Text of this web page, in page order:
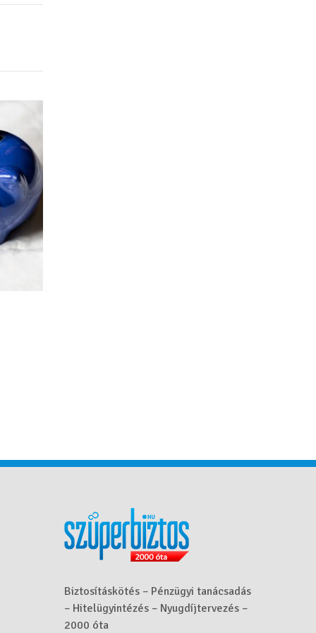
Biztosításkötés – Pénzügyi tanácsadás
– Hitelügyintézés – Nyugdíjtervezés –
2000 óta